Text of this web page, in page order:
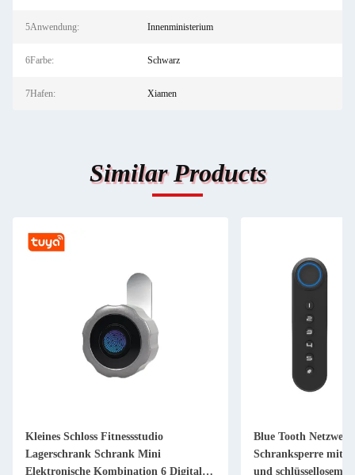
5Anwendung: Innenministerium
6Farbe: Schwarz
7Hafen: Xiamen
Similar Products
Kleines Schloss Fitnessstudio
Lagerschrank Schrank Mini
Elektronische Kombination 6 Digitaler
Blue Tooth
Schranksperre mit
und schlüssellosem